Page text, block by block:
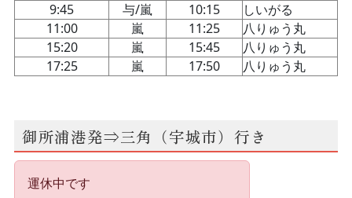
御所浦港発⇒三角（宇城市）行き